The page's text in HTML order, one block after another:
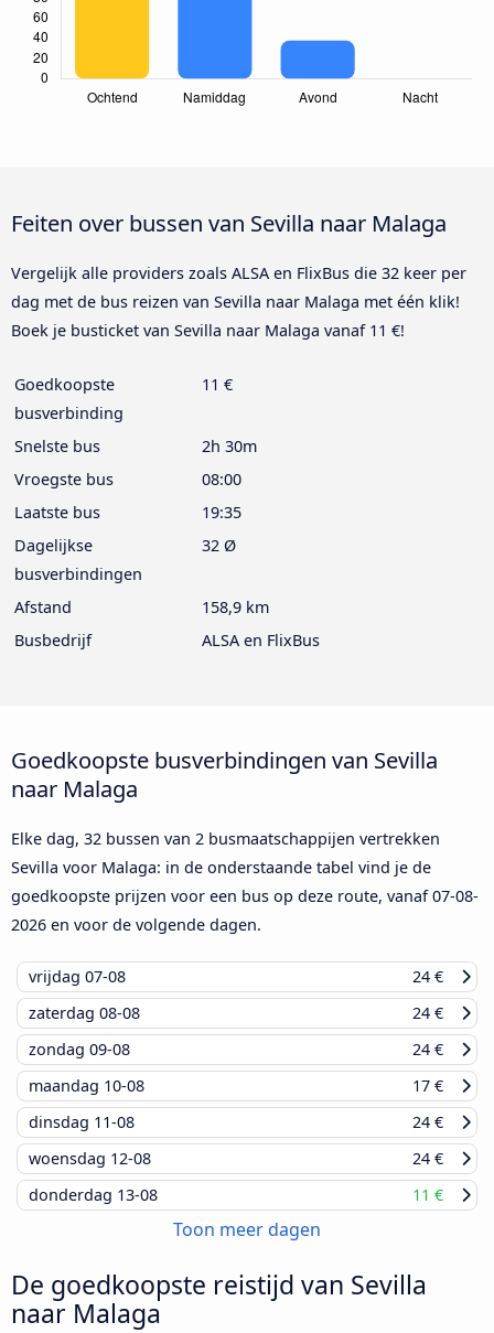
Feiten over bussen van Sevilla naar Malaga
Vergelijk alle providers zoals ALSA en FlixBus die 32 keer per
dag met de bus reizen van Sevilla naar Malaga met één klik!
Boek je busticket van Sevilla naar Malaga vanaf 11 €!
Goedkoopste
busverbinding
11 €
Snelste bus
2h 30m
Vroegste bus
08:00
Laatste bus
19:35
Dagelijkse
busverbindingen
32 Ø
Afstand
158,9 km
Busbedrijf
ALSA en FlixBus
Goedkoopste busverbindingen van Sevilla
naar Malaga
Elke dag, 32 bussen van 2 busmaatschappijen vertrekken
Sevilla voor Malaga: in de onderstaande tabel vind je de
goedkoopste prijzen voor een bus op deze route, vanaf07-08-
2026 en voor de volgende dagen.
vrijdag 07-08
24 €
zaterdag 08-08
24 €
zondag 09-08
24 €
maandag 10-08
17 €
dinsdag 11-08
24 €
woensdag 12-08
24 €
donderdag 13-08 11 €
Toon meer dagen
De goedkoopste reistijd van Sevilla
naar Malaga